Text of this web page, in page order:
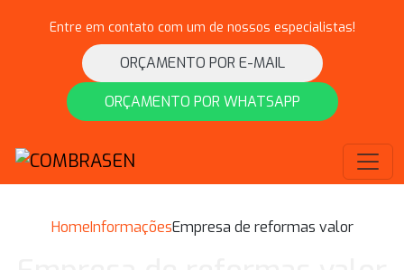
Entre em contato com um de nossos especialistas!
ORÇAMENTO POR E-MAIL
ORÇAMENTO POR WHATSAPP
HomeInformaçõesEmpresa de reformas valor